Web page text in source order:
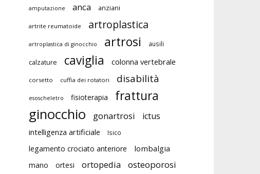
amputazione anca anziani
artrite reumatoide artroplastica
artroplastica di ginocchio artrosi ausili
calzature caviglia colonna vertebrale
corsetto cuffia dei rotatori disabilità
esoscheletro fisioterapia frattura
ginocchio gonartrosi ictus
intelligenza artificiale Isico
legamento crociato anteriore lombalgia
mano ortesi ortopedia osteoporosi